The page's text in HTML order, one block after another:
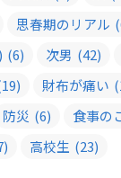
思春期のリアル
(6) 次男 (42)
財布が痛い
防災 (6) 食事の
高校生 (23)